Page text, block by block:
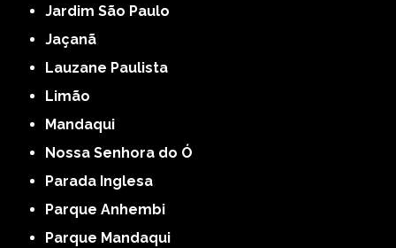
Jardim São Paulo
Jaçanã
Lauzane Paulista
Limão
Mandaqui
Nossa Senhora do Ó
Parada Inglesa
Parque Anhembi
Parque Mandaqui